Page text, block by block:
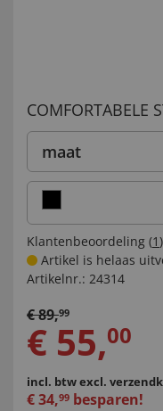
COMFORTABELE
maat
Klantenbeoordeling (1
Artikel is helaas
Artikelnr.: 24314
€89,99
€ 55,00
incl. btwexcl.
€34,99 besparen!